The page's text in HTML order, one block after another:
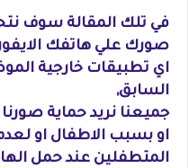
في تلك المقالة سوف
صورك علي هاتفك
اي تطبيقات خارجية
السابق,
جميعنا نريد حماية
او بسبب الاطفال او
المتطفلين عند حمل